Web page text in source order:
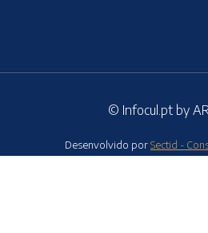
© Infocul.pt by
Desenvolvido porSectid -